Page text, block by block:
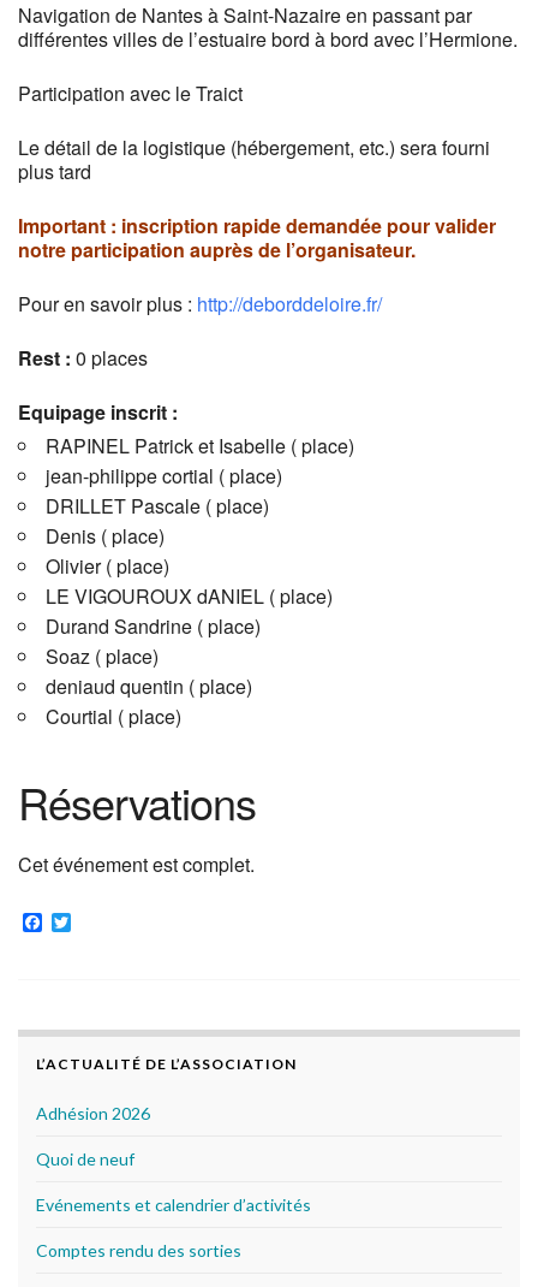
Navigation de Nantes à Saint-Nazaire en passant par
différentes villes de l’estuaire bord à bord avec l’Hermione.
Participation avec le Traict
Le détail de la logistique (hébergement, etc.) sera fourni
plus tard
Important : inscription rapide demandée pour valider
notre participation auprès de l’organisateur.
Pour en savoir plus : http://deborddeloire.fr/
Rest : 0 places
Equipage inscrit :
RAPINEL Patrick et Isabelle ( place)
jean-philippe cortial ( place)
DRILLET Pascale ( place)
Denis ( place)
Olivier ( place)
LE VIGOUROUX dANIEL ( place)
Durand Sandrine ( place)
Soaz ( place)
deniaud quentin ( place)
Courtial ( place)
Réservations
Cet événement est complet.
F
o
k
r
L’ACTUALITÉ DE L’ASSOCIATION
Adhésion 2026
Quoi de neuf
Evénements et calendrier d’activités
Comptes rendu des sorties